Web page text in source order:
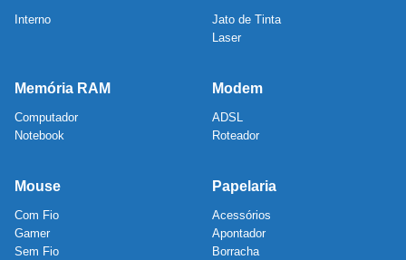
Interno
Jato de Tinta
Laser
Memória RAM
Computador
Notebook
Modem
ADSL
Roteador
Mouse
Com Fio
Gamer
Sem Fio
Papelaria
Acessórios
Apontador
Borracha